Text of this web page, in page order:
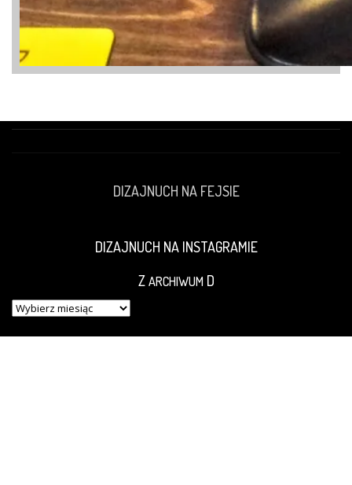
DIZAJNUCH NA FEJSIE
DIZAJNUCH NA INSTAGRAMIE
ZARCHIWUM D
Z
ARCHIWUM
D